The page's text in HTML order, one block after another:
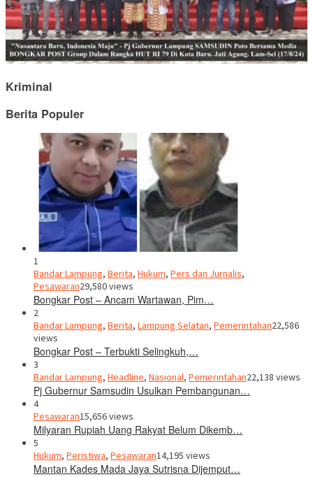
Kriminal
Berita Populer
1
Bandar Lampung, Berita, Hukum, Pers dan Jurnalis,
Pesawaran29,580 views
Bongkar Post – Ancam Wartawan, Pim…
2
Bandar Lampung, Berita, Lampung Selatan, Pemerintahan22,586
views
Bongkar Post – Terbukti Selingkuh,…
3
Bandar Lampung, Headline, Nasional, Pemerintahan22,138 views
Pj Gubernur Samsudin Usulkan Pembangunan…
4
Pesawaran15,656 views
Milyaran Rupiah Uang Rakyat Belum Dikemb…
5
Hukum, Peristiwa, Pesawaran14,195 views
Mantan Kades Mada Jaya Sutrisna Dijemput…